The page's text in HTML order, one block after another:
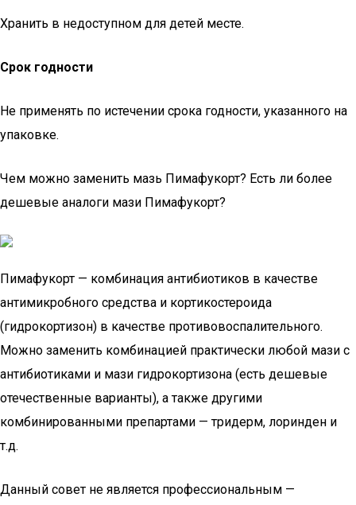
Хранить в недоступном для детей месте.
Срок годности
Не применять по истечении срока годности, указанного на
упаковке.
Чем можно заменить мазь Пимафукорт? Есть ли более
дешевые аналоги мази Пимафукорт?
Пимафукорт — комбинация антибиотиков в качестве
антимикробного средства и кортикостероида
(гидрокортизон) в качестве противовоспалительного.
Можно заменить комбинацией практически любой мази с
антибиотиками и мази гидрокортизона (есть дешевые
отечественные варианты), а также другими
комбинированными препартами — тридерм, лоринден и
т.д.
Данный совет не является профессиональным —